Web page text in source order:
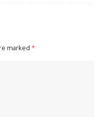
marked *